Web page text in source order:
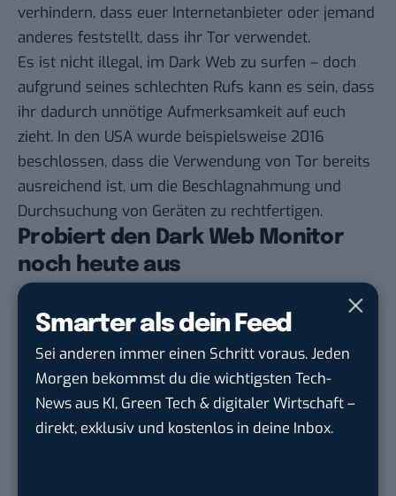
Smarter als dein Feed
Sei anderen immer einen Schritt voraus. Jeden
Morgen bekommst du die wichtigsten Tech-
News aus KI, Green Tech & digitaler Wirtschaft –
direkt, exklusiv und kostenlos in deine Inbox.
verhindern, dass euer Internetanbieter oder jemand
anderes feststellt, dass ihr Tor verwendet.
Es ist nicht illegal, im Dark Web zu surfen – doch
aufgrund seines schlechten Rufs kann es sein, dass
ihr dadurch unnötige Aufmerksamkeit auf euch
zieht. In den USA wurde beispielsweise 2016
beschlossen, dass die Verwendung von Tor bereits
ausreichend ist, um die Beschlagnahmung und
Durchsuchung von Geräten zu rechtfertigen.
Probiert den Dark Web Monitor
noch heute aus
Ihr könnt über dieNordVPNApp für iOS auf das
Tool zugreifen. Schnappt euch euer Smartphone,
öffnet die App, ruft die Einstellungen auf und
aktiviert dann den Dark Web Monitor. Im Moment
hat Nord einCyber-Montag-Angebot, bei dem Sie 2